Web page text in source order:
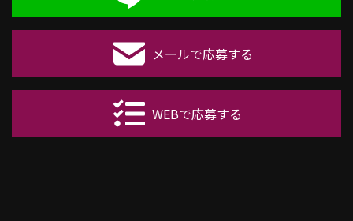
メールで応募する
WEBで応募する